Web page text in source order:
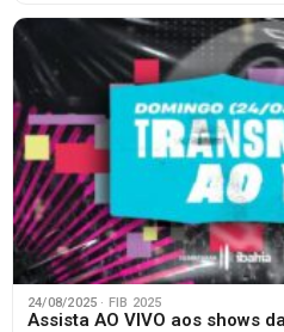
24/08/2025 · FIB 2025
Assista AO VIVO aos shows